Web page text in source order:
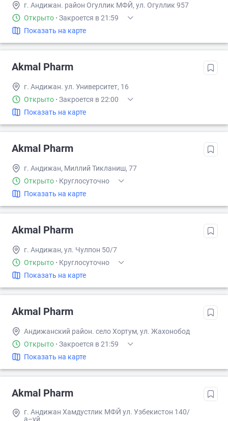
г. Андижан. район Огуллик МФЙ, ул. Огуллик 957
Открыто · Закроется в 21:59
Показать на карте
Akmal Pharm
г. Андижан. ул. Университет, 16
Открыто · Закроется в 22:00
Показать на карте
Akmal Pharm
г. Андижан, Миллий Тикланиш, 77
Открыто · Круглосуточно
Показать на карте
Akmal Pharm
г. Андижан, ул. Чулпон 50/7
Открыто · Круглосуточно
Показать на карте
Akmal Pharm
Андижанский район. село Хортум, ул. Жахонобод
Открыто · Закроется в 21:59
Показать на карте
Akmal Pharm
г. Андижан Хамдустлик МФЙ ул. Узбекистон 140/
а–уй